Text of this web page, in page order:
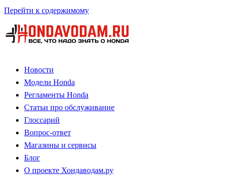
Перейти к содержимому
Новости
Модели Honda
Регламенты Honda
Статьи про обслуживание
Глоссарий
Вопрос-ответ
Магазины и сервисы
Блог
О проекте Хондаводам.ру